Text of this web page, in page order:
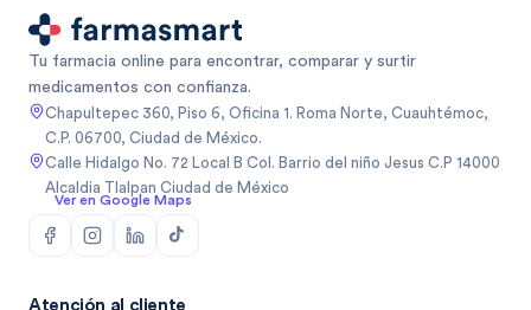
Tu farmacia online para encontrar, comparar y surtir
medicamentos con confianza.
Chapultepec 360, Piso 6, Oficina 1. Roma Norte, Cuauhtémoc,
C.P. 06700, Ciudad de México.
Calle Hidalgo No. 72 Local B Col. Barrio del niño Jesus C.P 14000
Alcaldia Tlalpan Ciudad de México
Ver en Google Maps
Atención al cliente